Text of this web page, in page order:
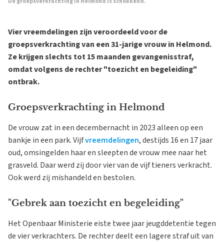
Vier vreemdelingen zijn veroordeeld voor de
groepsverkrachting van een 31-jarige vrouw in Helmond.
Ze krijgen slechts tot 15 maanden gevangenisstraf,
omdat volgens de rechter "toezicht en begeleiding"
ontbrak.
Groepsverkrachting in Helmond
De vrouw zat in een decembernacht in 2023 alleen op een
bankje in een park. Vijfvreemdelingen, destijds 16 en 17 jaar
oud, omsingelden haar en sleepten de vrouw mee naar het
grasveld. Daar werd zij door vier van de vijf tieners verkracht.
Ook werd zij mishandeld en bestolen.
"Gebrek aan toezicht en begeleiding"
Het Openbaar Ministerie eiste twee jaar jeugddetentie tegen
de vier verkrachters. De rechter deelt een lagere straf uit van